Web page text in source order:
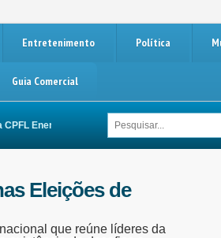
Entretenimento Política
Guia Comercial
Energia busca melhorias na rede elétrica de
Eleições de
que reúne líderes da